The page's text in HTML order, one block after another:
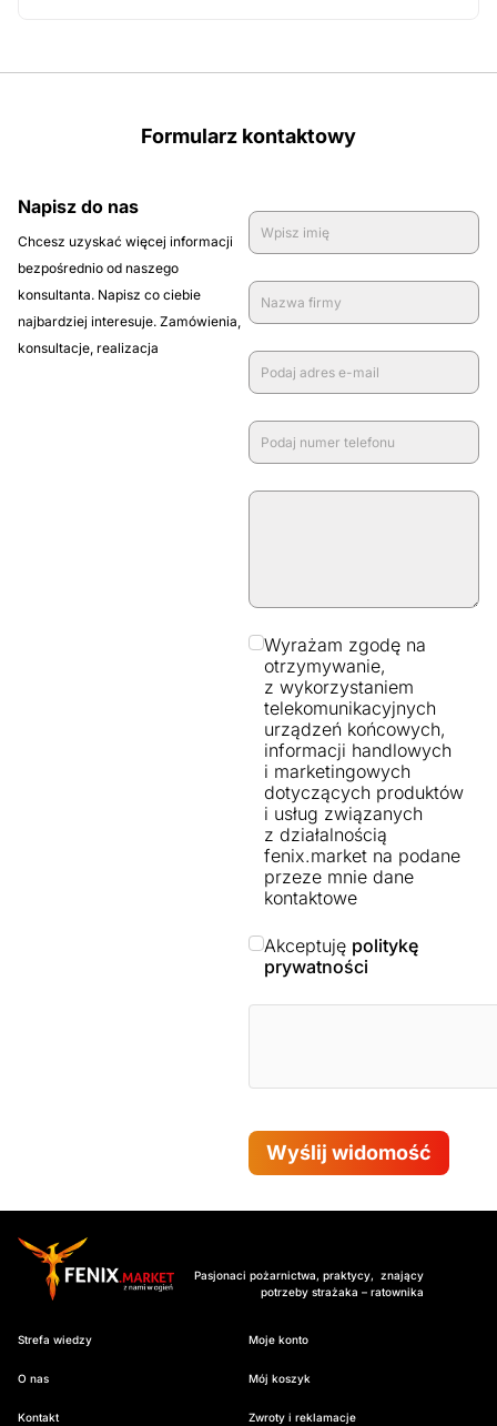
Formularz kontaktowy
Napisz do nas
Chcesz uzyskać więcej informacji
bezpośrednio od naszego
konsultanta. Napisz co ciebie
najbardziej interesuje. Zamówienia,
konsultacje, realizacja
Wyrażam zgodę na
otrzymywanie,
z wykorzystaniem
telekomunikacyjnych
urządzeń końcowych,
informacji handlowych
i marketingowych
dotyczących produktów
i usług związanych
z działalnością
fenix.market na podane
przeze mnie dane
kontaktowe
Akceptuję politykę
prywatności
Wyślij widomość
Pasjonaci pożarnictwa, praktycy, znający
potrzeby strażaka – ratownika
Strefa wiedzy
O nas
Kontakt
Moje konto
Mój koszyk
Zwroty i reklamacje